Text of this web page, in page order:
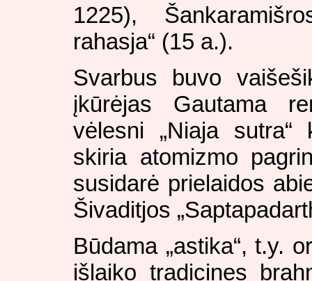
1225),
rahasja“ (15 a.).
Svarbus buvo
įkūrėjas Gautama
vėlesni „Niaja sutra“
skiria atomizmo
susidarė prielaidos
Šivaditjos
Būdama „astika“, t.y.
išlaiko tradicines